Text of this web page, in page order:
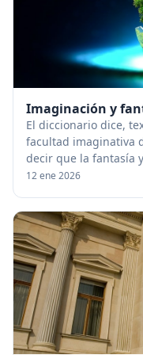
Imaginación y
El diccionario dice,
facultad imaginativa
decir que la fantasía
desde mi punto de
12 ene 2026